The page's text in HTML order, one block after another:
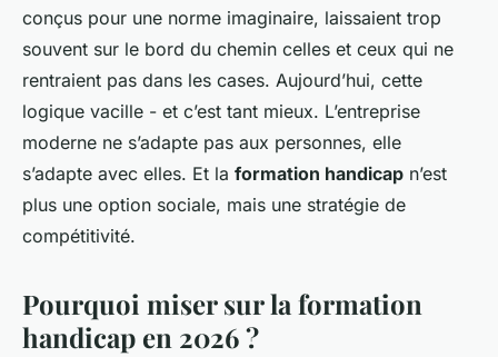
conçus pour une norme imaginaire, laissaient trop
souvent sur le bord du chemin celles et ceux qui ne
rentraient pas dans les cases. Aujourd’hui, cette
logique vacille - et c’est tant mieux. L’entreprise
moderne ne s’adapte pas aux personnes, elle
s’adapte avec elles. Et la formation handicap n’est
plus une option sociale, mais une stratégie de
compétitivité.
Pourquoi miser sur la formation
handicap en 2026 ?